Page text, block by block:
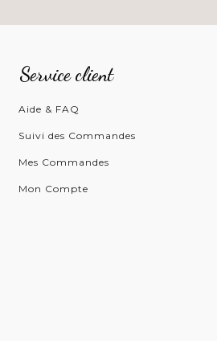
Service client
Aide & FAQ
Suivi des Commandes
Mes Commandes
Mon Compte